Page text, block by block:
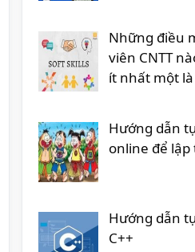
Những điều
viên CNTT
ít nhất một
Hướng dẫn
online để lập
Hướng dẫn
C++